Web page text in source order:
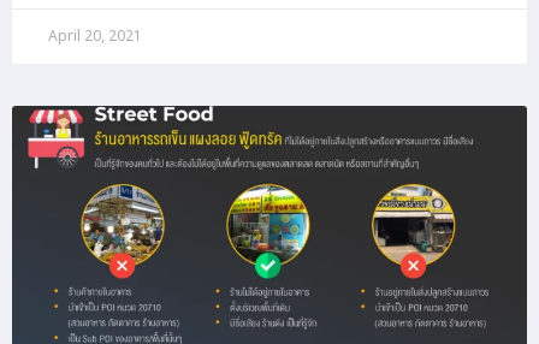
April 20, 2021